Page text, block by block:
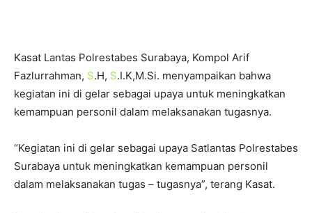
Kasat Lantas Polrestabes Surabaya, Kompol Arif
Fazlurrahman, S.H, S.I.K,M.Si. menyampaikan bahwa
kegiatan ini di gelar sebagai upaya untuk meningkatkan
kemampuan personil dalam melaksanakan tugasnya.
“Kegiatan ini di gelar sebagai upaya Satlantas Polrestabes
Surabaya untuk meningkatkan kemampuan personil
dalam melaksanakan tugas – tugasnya”, terang Kasat.